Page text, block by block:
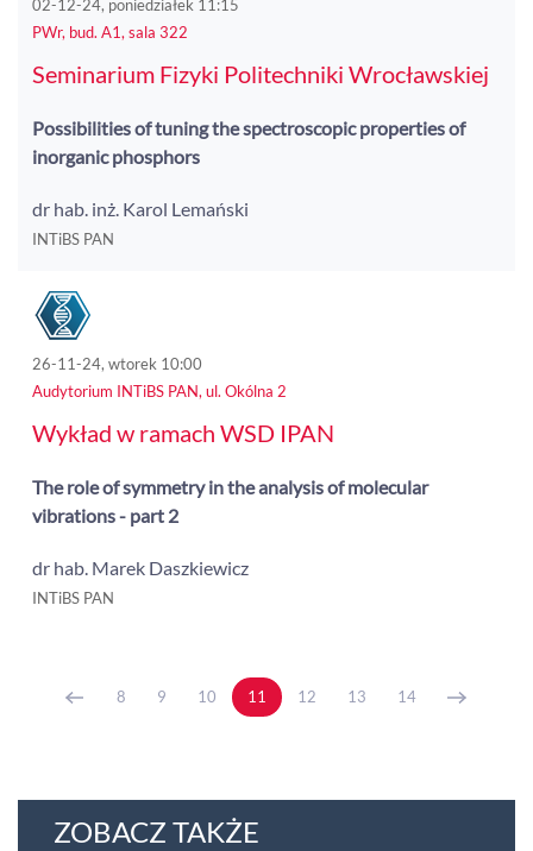
02-12-24, poniedziałek 11:15
PWr, bud. A1, sala 322
Seminarium Fizyki Politechniki Wrocławskiej
Possibilities of tuning the spectroscopic properties of
inorganic phosphors
dr hab. inż. Karol Lemański
INTiBS PAN
26-11-24, wtorek 10:00
Audytorium INTiBS PAN, ul. Okólna 2
Wykład w ramach WSD IPAN
The role of symmetry in the analysis of molecular
vibrations - part 2
dr hab. Marek Daszkiewicz
INTiBS PAN
8 9 10 11 12 13 14
ZOBACZ TAKŻE